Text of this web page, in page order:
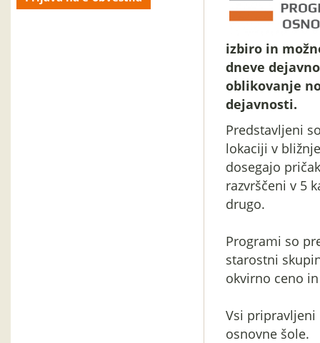
izbiro in
dneve
oblikovanje
dejavnosti.
Predstavljeni
lokaciji v
dosegajo
razvrščeni v 5
drugo.
Programi so
starostni
okvirno ceno
Vsi
osnovne šole.